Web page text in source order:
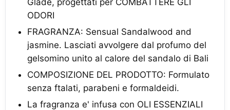
ODORI
FRAGRANZA: Sensual Sandalwood and
jasmine. Lasciati avvolgere dal profumo del
gelsomino unito al calore del sandalo di Bali
COMPOSIZIONE DEL PRODOTTO: Formulato
senza ftalati, parabeni e formaldeidi.
La fragranza e' infusa con OLI ESSENZIALI